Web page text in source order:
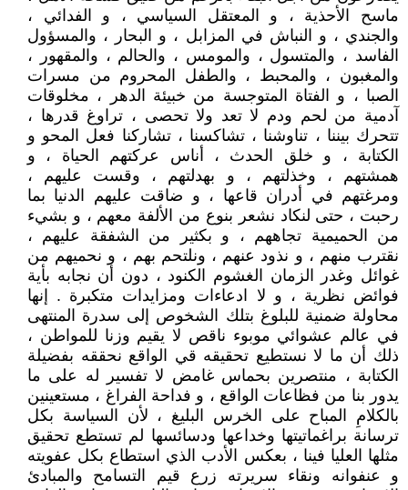
ماسح الأحذية ، و المعتقل السياسي ، و الفدائي ،
والجندي ، و النباش في المزابل ، و البحار ، والمسؤول
الفاسد ، والمتسول ، والمومس ، والحالم ، والمقهور ،
والمغبون ، والمحبط ، والطفل المحروم من مسرات
الصبا ، و الفتاة المتوجسة من خبيئة الدهر ، مخلوقات
آدمية من لحم ودم لا تعد ولا تحصى ، تراوغ قدرها ،
تتحرك بيننا ، تناوشنا ، تشاكسنا ، تشاركنا فعل المحو و
الكتابة ، و خلق الحدث ، أناس عركتهم الحياة ، و
همشتهم ، وخذلتهم ، و بهدلتهم ، وقست عليهم ،
ومرغتهم في أدران قاعها ، و ضاقت عليهم الدنيا بما
رحبت ، حتى لنكاد نشعر بنوع من الألفة معهم ، و بشيء
من الحميمية تجاههم ، و بكثير من الشفقة عليهم ،
نقترب منهم ، و نذود عنهم ، ونلتحم بهم ، و نحميهم من
غوائل وغدر الزمان الغشوم الكنود ، دون أن نجابه بأية
فوائض نظرية ، و لا ادعاءات ومزايدات متكبرة . إنها
محاولة ضمنية للبلوغ بتلك الشخوص إلى سدرة المنتهى
في عالم عشوائي موبوء ناقص لا يقيم وزنا للمواطن ،
ذلك أن ما لا نستطيع تحقيقه قي الواقع نحققه بفضيلة
الكتابة ، منتصرين بحماس غامض لا تفسير له على ما
يدور بنا من فظاعات الواقع ، و فداحة الفراغ ، مستعينين
بالكلامِ المباح على الخرس البليغ ، لأن السياسة بكل
ترسانة براغماتيتها وخداعها ودسائسها لم تستطع تحقيق
مثلها العليا فينا ، بعكس الأدب الذي استطاع بكل عفويته
و عنفوانه ونقاء سريرته زرع قيم التسامح والمبادئ